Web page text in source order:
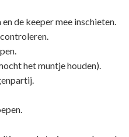
de keeper mee inschieten.
het muntje houden).